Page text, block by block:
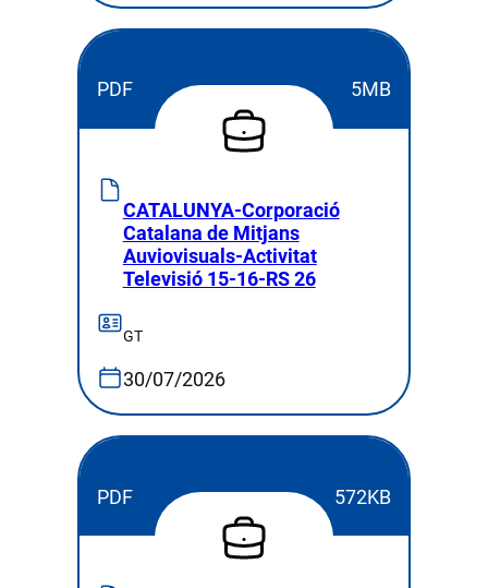
PDF 5MB
CATALUNYA-Corporació
Catalana de Mitjans
Auviovisuals-Activitat
Televisió 15-16-RS 26
GT
30/07/2026
PDF 572KB